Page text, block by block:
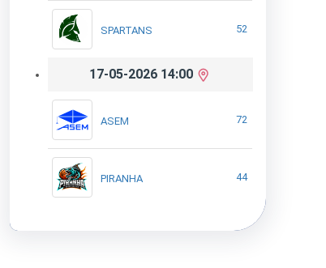
SPARTANS 52
17-05-2026 14:00
ASEM 72
PIRANHA 44